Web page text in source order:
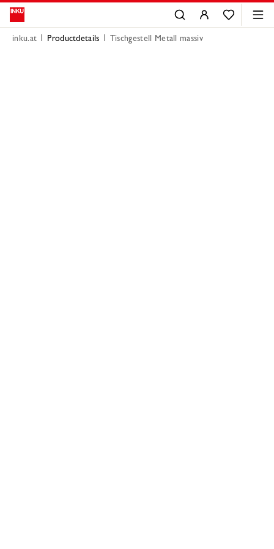
inku.at Productdetails Tischgestell Metall massiv